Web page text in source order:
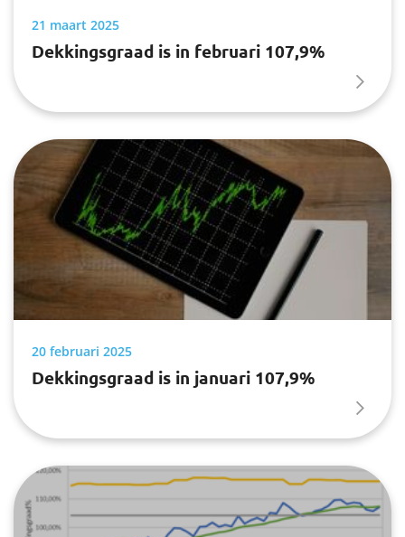
21 maart 2025
Dekkingsgraad is in februari 107,9%
20 februari 2025
Dekkingsgraad is in januari 107,9%